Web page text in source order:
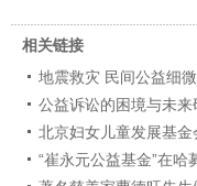
相关链接
地震救灾 民间公益细
公益诉讼的困境与未
北京妇女儿童发展基
“崔永元公益基金”在